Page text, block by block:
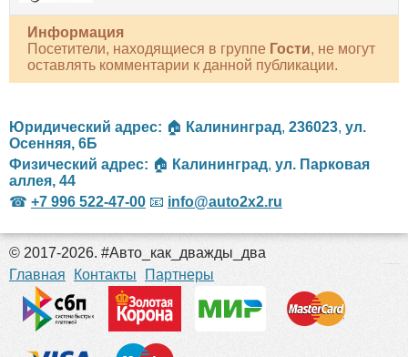
Информация
Посетители, находящиеся в группе Гости, не могут
оставлять комментарии к данной публикации.
Юридический адрес: 🏠 Калининград, 236023, ул.
Осенняя, 6Б
Физический адрес: 🏠 Калининград, ул. Парковая
аллея, 44
☎ +7 996 522-47-00 📧 info@auto2x2.ru
© 2017-2026. #Авто_как_дважды_два
Главная
Контакты Партнеры